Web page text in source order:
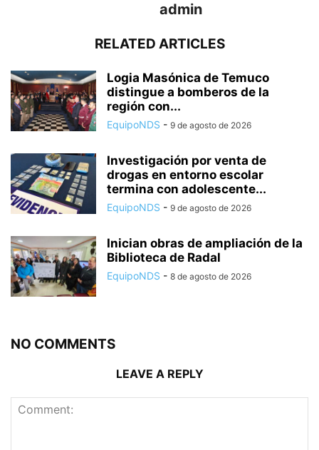
admin
RELATED ARTICLES
Logia Masónica de Temuco
distingue a bomberos de la
región con...
EquipoNDS - 9 de agosto de 2026
Investigación por venta de
drogas en entorno escolar
termina con adolescente...
EquipoNDS - 9 de agosto de 2026
Inician obras de ampliación de la
Biblioteca de Radal
EquipoNDS - 8 de agosto de 2026
NO COMMENTS
LEAVE A REPLY